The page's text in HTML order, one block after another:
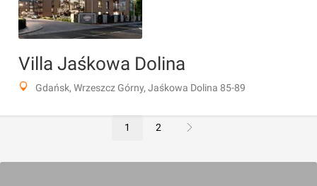
Villa Jaśkowa Dolina
Gdańsk, Wrzeszcz Górny, Jaśkowa Dolina 85-89
1 2